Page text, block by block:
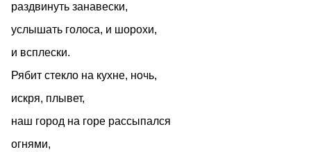
раздвинуть занавески,
услышать голоса, и шорохи,
и всплески.
Рябит стекло на кухне, ночь,
искря, плывет,
наш город на горе рассыпался
огнями,